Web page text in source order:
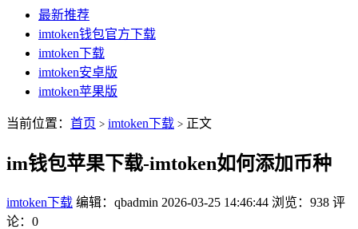
最新推荐
imtoken钱包官方下载
imtoken下载
imtoken安卓版
imtoken苹果版
当前位置： 首页 > imtoken下载 > 正文
im钱包苹果下载-imtoken如何添加币种
imtoken下载 编辑：qbadmin 2026-03-25 14:46:44 浏览：938 评
论：0